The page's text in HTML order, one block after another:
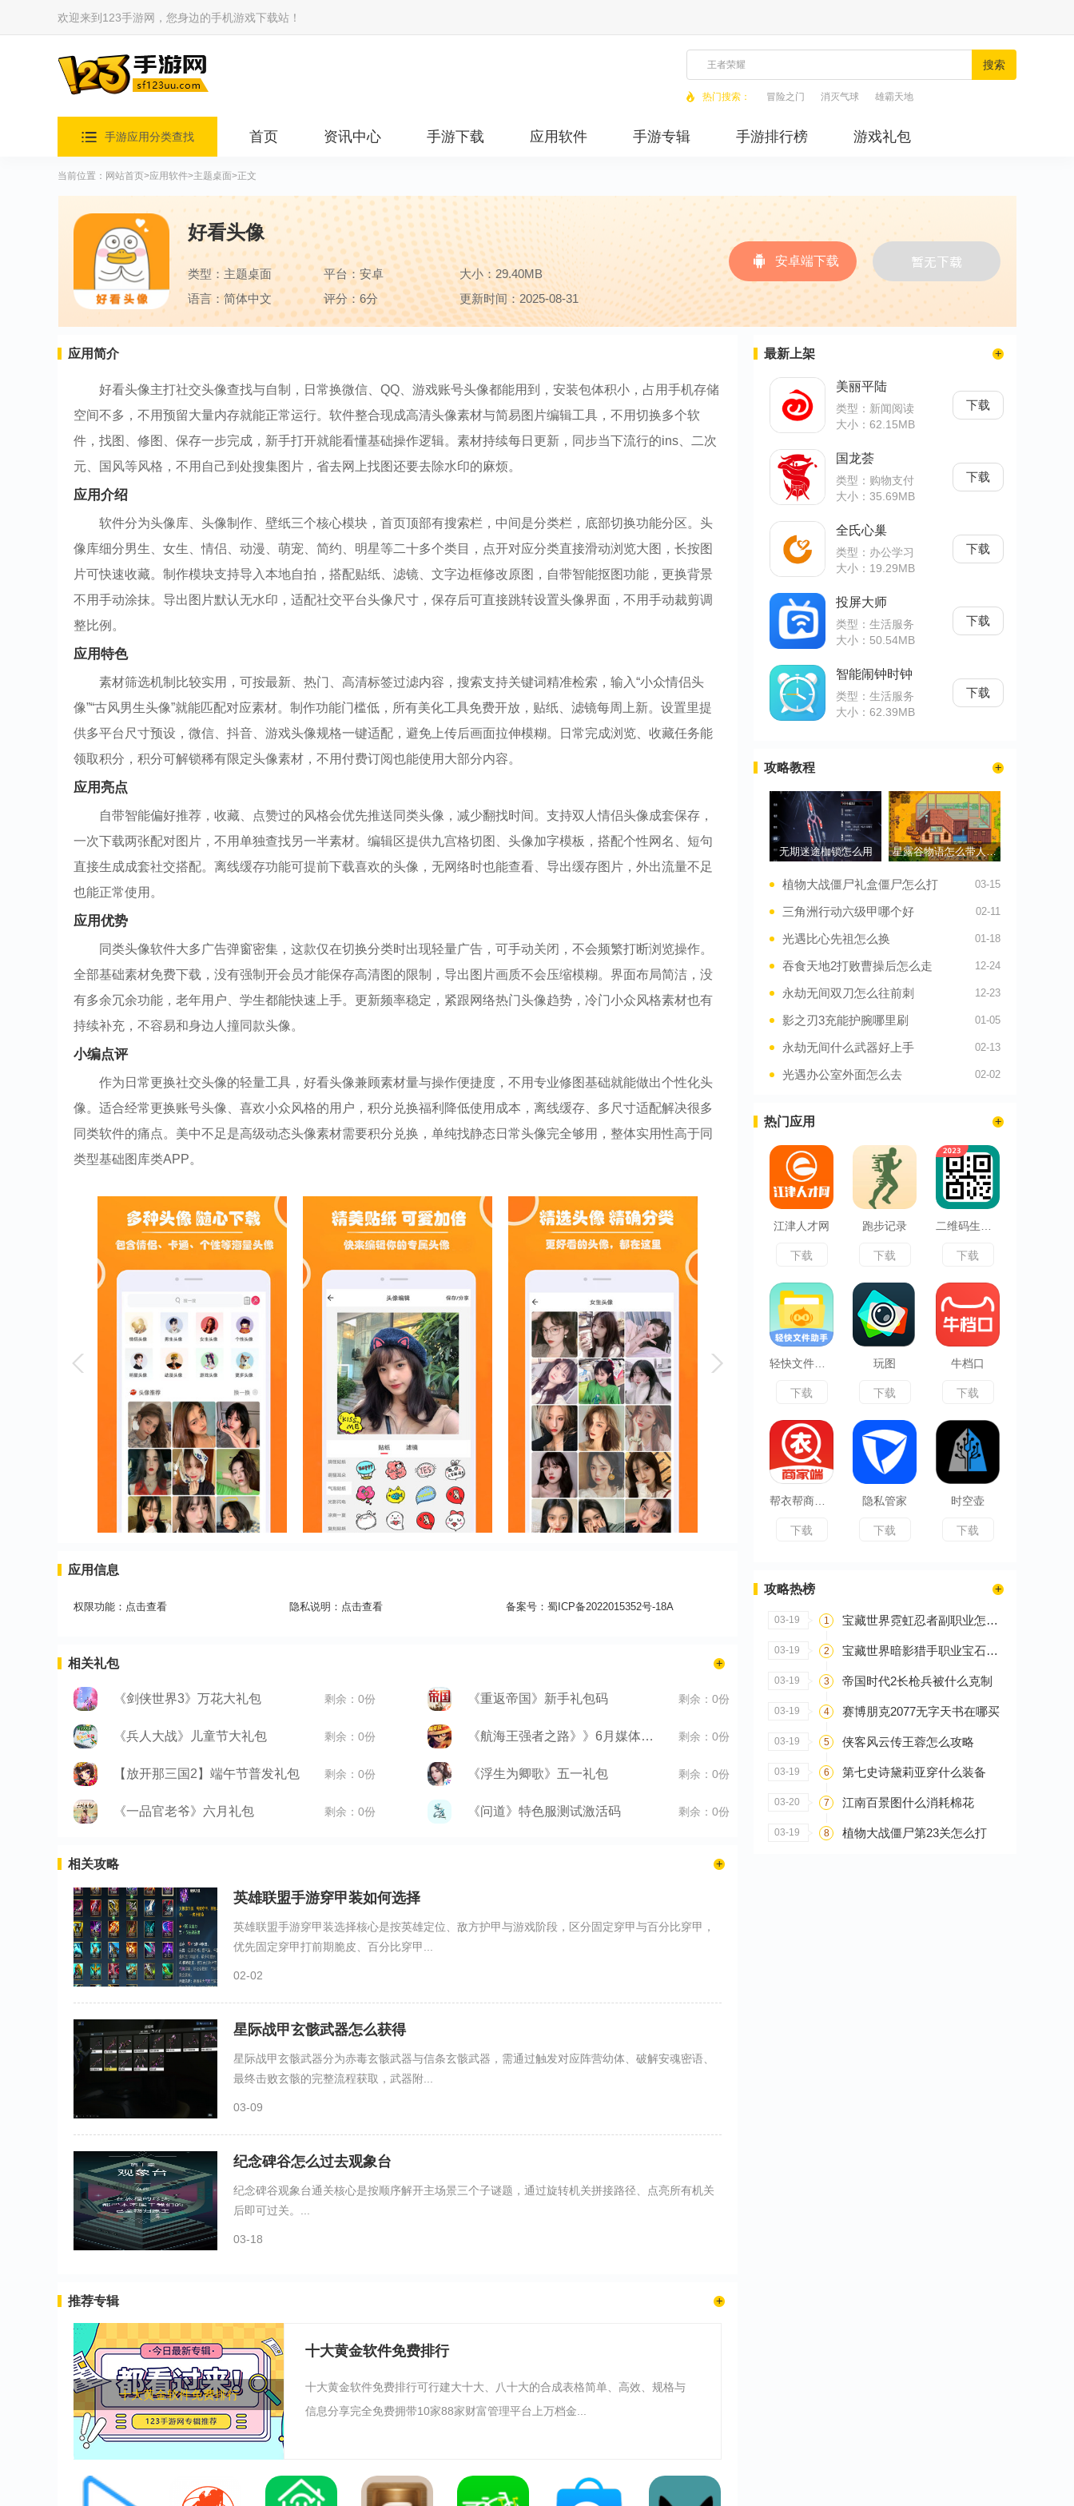
欢迎来到123手游网，您身边的手机游戏下载站！
搜索
热门搜索： 冒险之门 消灭气球 雄霸天地
手游应用分类查找 首页 资讯中心 手游下载 应用软件 手游专辑 手游排行榜 游戏礼包
当前位置： 网站首页>应用软件>主题桌面>正文
好看头像
类型：主题桌面 平台：安卓
大小：29.40MB
语言：简体中文
评分：6分 更新时间：2025-08-31
安卓端下载
应用简介
好看头像主打社交头像查找与自制，日常换微信、QQ、游戏账号头像都能用到，安装包体积小，占用手机存储
空间不多，不用预留大量内存就能正常运行。软件整合现成高清头像素材与简易图片编辑工具，不用切换多个软
件，找图、修图、保存一步完成，新手打开就能看懂基础操作逻辑。素材持续每日更新，同步当下流行的ins、二次
元、国风等风格，不用自己到处搜集图片，省去网上找图还要去除水印的麻烦。
应用介绍
软件分为头像库、头像制作、壁纸三个核心模块，首页顶部有搜索栏，中间是分类栏，底部切换功能分区。头
像库细分男生、女生、情侣、动漫、萌宠、简约、明星等二十多个类目，点开对应分类直接滑动浏览大图，长按图
片可快速收藏。制作模块支持导入本地自拍，搭配贴纸、滤镜、文字边框修改原图，自带智能抠图功能，更换背景
不用手动涂抹。导出图片默认无水印，适配社交平台头像尺寸，保存后可直接跳转设置头像界面，不用手动裁剪调
整比例。
应用特色
素材筛选机制比较实用，可按最新、热门、高清标签过滤内容，搜索支持关键词精准检索，输入“小众情侣头
像”“古风男生头像”就能匹配对应素材。制作功能门槛低，所有美化工具免费开放，贴纸、滤镜每周上新。设置里提
供多平台尺寸预设，微信、抖音、游戏头像规格一键适配，避免上传后画面拉伸模糊。日常完成浏览、收藏任务能
领取积分，积分可解锁稀有限定头像素材，不用付费订阅也能使用大部分内容。
应用亮点
自带智能偏好推荐，收藏、点赞过的风格会优先推送同类头像，减少翻找时间。支持双人情侣头像成套保存，
一次下载两张配对图片，不用单独查找另一半素材。编辑区提供九宫格切图、头像加字模板，搭配个性网名、短句
直接生成成套社交搭配。离线缓存功能可提前下载喜欢的头像，无网络时也能查看、导出缓存图片，外出流量不足
也能正常使用。
应用优势
同类头像软件大多广告弹窗密集，这款仅在切换分类时出现轻量广告，可手动关闭，不会频繁打断浏览操作。
全部基础素材免费下载，没有强制开会员才能保存高清图的限制，导出图片画质不会压缩模糊。界面布局简洁，没
有多余冗余功能，老年用户、学生都能快速上手。更新频率稳定，紧跟网络热门头像趋势，冷门小众风格素材也有
持续补充，不容易和身边人撞同款头像。
小编点评
作为日常更换社交头像的轻量工具，好看头像兼顾素材量与操作便捷度，不用专业修图基础就能做出个性化头
像。适合经常更换账号头像、喜欢小众风格的用户，积分兑换福利降低使用成本，离线缓存、多尺寸适配解决很多
同类软件的痛点。美中不足是高级动态头像素材需要积分兑换，单纯找静态日常头像完全够用，整体实用性高于同
类型基础图库类APP。
应用信息
权限功能： 点击查看 隐私说明： 点击查看 备案号： 蜀ICP备2022015352号-18A
相关礼包
《剑侠世界3》万花大礼包 剩余：0份 《重返帝国》新手礼包码 剩余：0份
《兵人大战》儿童节大礼包 剩余：0份 《航海王强者之路》》6月媒体礼包 剩余：0份
【放开那三国2】端午节普发礼包 剩余：0份 《浮生为卿歌》五一礼包 剩余：0份
《一品官老爷》六月礼包 剩余：0份 《问道》特色服测试激活码 剩余：0份
相关攻略
英雄联盟手游穿甲装如何选择
英雄联盟手游穿甲装选择核心是按英雄定位、敌方护甲与游戏阶段，区分固定穿甲与百分比穿甲，
优先固定穿甲打前期脆皮、百分比穿甲...
02-02
星际战甲玄骸武器怎么获得
星际战甲玄骸武器分为赤毒玄骸武器与信条玄骸武器，需通过触发对应阵营幼体、破解安魂密语、
最终击败玄骸的完整流程获取，武器附...
03-09
纪念碑谷怎么过去观象台
纪念碑谷观象台通关核心是按顺序解开主场景三个子谜题，通过旋转机关拼接路径、点亮所有机关
后即可过关。...
03-18
推荐专辑
十大黄金软件免费排行
十大黄金软件免费排行
十大黄金软件免费排行可行建大十大、八十大的合成表格简单、高效、规格与
信息分享完全免费拥带10家88家财富管理平台上万档金...
最新上架
美丽平陆
类型：新闻阅读
大小：62.15MB
下载
国龙荟
类型：购物支付
大小：35.69MB
下载
全氏心巢
类型：办公学习
大小：19.29MB
下载
投屏大师
类型：生活服务
大小：50.54MB
下载
智能闹钟时钟
类型：生活服务
大小：62.39MB
下载
攻略教程
无期迷途枷锁怎么用 星露谷物语怎么带人去温泉
植物大战僵尸礼盒僵尸怎么打 03-15
三角洲行动六级甲哪个好 02-11
光遇比心先祖怎么换 01-18
吞食天地2打败曹操后怎么走 12-24
永劫无间双刀怎么往前刺 12-23
影之刃3充能护腕哪里刷 01-05
永劫无间什么武器好上手 02-13
光遇办公室外面怎么去 02-02
热门应用
江津人才网
下载
跑步记录
下载 下载
下载
玩图
下载
牛档口
下载
下载
隐私管家
下载
时空壶
下载
攻略热榜
03-19 1 宝藏世界霓虹忍者副职业怎么选
03-19 2 宝藏世界暗影猎手职业宝石怎么搭配
03-19 3 帝国时代2长枪兵被什么克制
03-19 4 赛博朋克2077无字天书在哪买
03-19 5 侠客风云传王蓉怎么攻略
03-19 6 第七史诗黛莉亚穿什么装备
03-20 7 江南百景图什么消耗棉花
03-19 8 植物大战僵尸第23关怎么打